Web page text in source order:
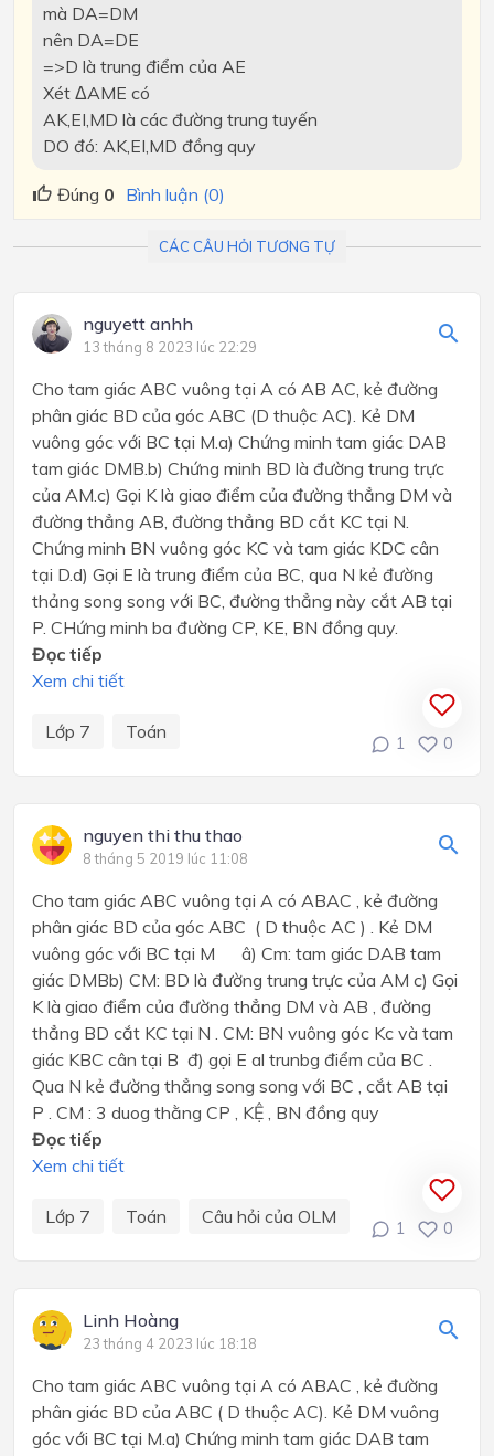
mà DA=DM
nên DA=DE
=>D là trung điểm của AE
Xét ΔAME có
AK,EI,MD là các đường trung tuyến
DO đó: AK,EI,MD đồng quy
Đúng 0 Bình luận (0)
CÁC CÂU HỎI TƯƠNG TỰ
nguyett anhh
13 tháng 8 2023 lúc 22:29
Cho tam giác ABC vuông tại A có AB AC, kẻ đường
phân giác BD của góc ABC (D thuộc AC). Kẻ DM
vuông góc với BC tại M.a) Chứng minh tam giác DAB
tam giác DMB.b) Chứng minh BD là đường trung trực
của AM.c) Gọi K là giao điểm của đường thẳng DM và
đường thẳng AB, đường thẳng BD cắt KC tại N.
Chứng minh BN vuông góc KC và tam giác KDC cân
tại D.d) Gọi E là trung điểm của BC, qua N kẻ đường
thảng song song với BC, đường thẳng này cắt AB tại
P. CHứng minh ba đường CP, KE, BN đồng quy.
Đọc tiếp
Xem chi tiết
Lớp 7 Toán
1 0
nguyen thi thu thao
8 tháng 5 2019 lúc 11:08
Cho tam giác ABC vuông tại A có ABAC , kẻ đường
phân giác BD của góc ABC ( D thuộc AC ) . Kẻ DM
vuông góc với BC tại M â) Cm: tam giác DAB tam
giác DMBb) CM: BD là đường trung trực của AM c) Gọi
K là giao điểm của đường thẳng DM và AB , đường
thẳng BD cắt KC tại N . CM: BN vuông góc Kc và tam
giác KBC cân tại B đ) gọi E al trunbg điểm của BC .
Qua N kẻ đường thẳng song song với BC , cắt AB tại
P . CM : 3 duog thằng CP , KỆ , BN đồng quy
Đọc tiếp
Xem chi tiết
Lớp 7 Toán Câu hỏi của OLM
1 0
Linh Hoàng
23 tháng 4 2023 lúc 18:18
Cho tam giác ABC vuông tại A có ABAC , kẻ đường
phân giác BD của ABC ( D thuộc AC). Kẻ DM vuông
góc với BC tại M.a) Chứng minh tam giác DAB tam